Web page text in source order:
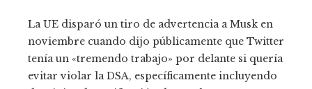
La UE disparó un tiro de advertencia a Musk en
noviembre cuando dijo públicamente que Twitter
tenía un «tremendo trabajo» por delante si quería
evitar violar la DSA, específicamente incluyendo